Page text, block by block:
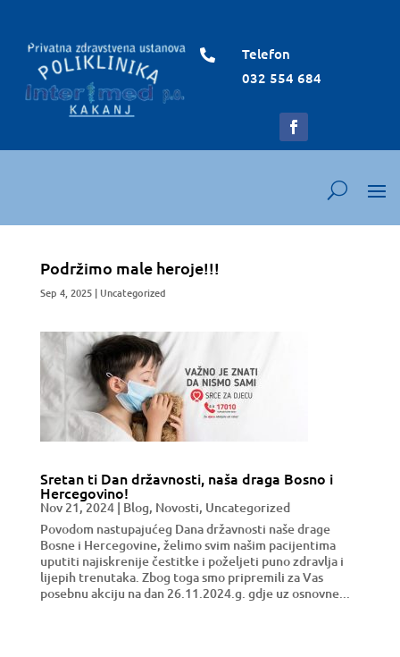

Telefon
032 554 684
Podržimo male heroje!!!
Sep 4, 2025| Uncategorized
Sretan ti Dan državnosti, naša draga Bosno i
Hercegovino!
Nov 21, 2024| Blog, Novosti, Uncategorized
Povodom nastupajućeg Dana državnosti naše drage
Bosne i Hercegovine, želimo svim našim pacijentima
uputiti najiskrenije čestitke i poželjeti puno zdravlja i
lijepih trenutaka. Zbog toga smo pripremili za Vas
posebnu akciju na dan 26.11.2024.g. gdje uz osnovne...